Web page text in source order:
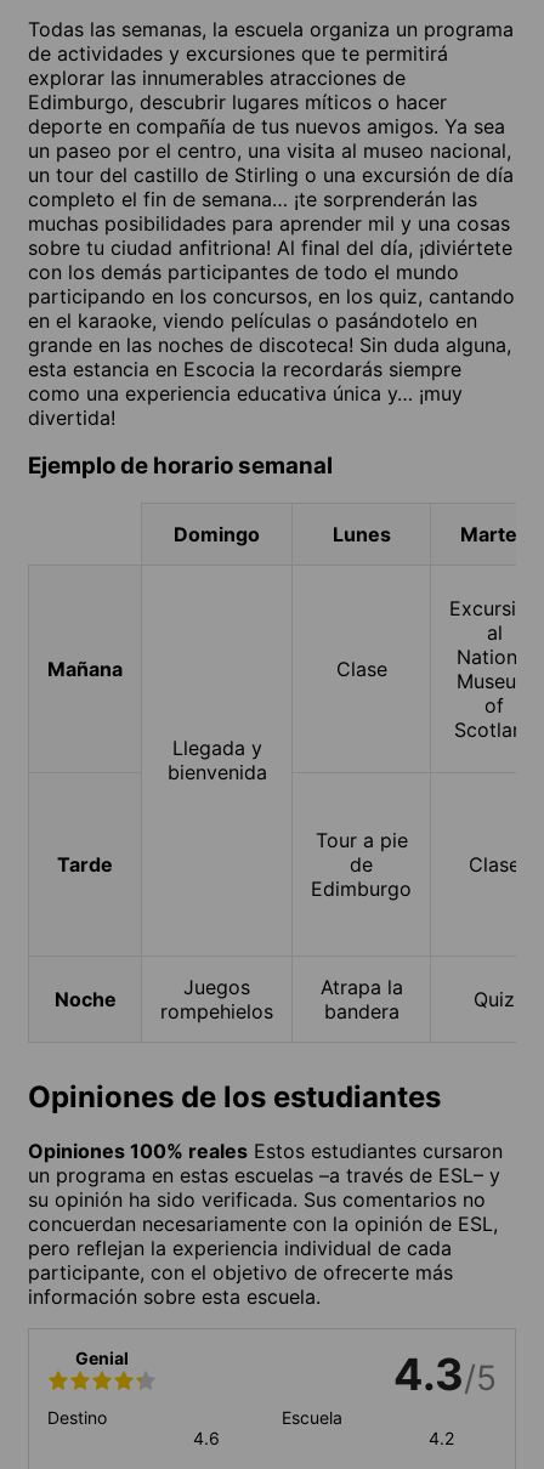
Todas las semanas, la escuela organiza un programa
de actividades y excursiones que te permitirá
explorar las innumerables atracciones de
Edimburgo, descubrir lugares míticos o hacer
deporte en compañía de tus nuevos amigos. Ya sea
un paseo por el centro, una visita al museo nacional,
un tour del castillo de Stirling o una excursión de día
completo el fin de semana… ¡te sorprenderán las
muchas posibilidades para aprender mil y una cosas
sobre tu ciudad anfitriona! Al final del día, ¡diviértete
con los demás participantes de todo el mundo
participando en los concursos, en los quiz, cantando
en el karaoke, viendo películas o pasándotelo en
grande en las noches de discoteca! Sin duda alguna,
esta estancia en Escocia la recordarás siempre
como una experiencia educativa única y… ¡muy
divertida!
Ejemplo de horario semanal
Domingo Lunes Martes
Mañana
Llegada y
bienvenida
Clase
Excursión
al
National
Museum
of
Scotland
Tarde
Tour a pie
de
Edimburgo
Clase
Noche
Juegos
rompehielos
Atrapa la
bandera
Quiz
Opiniones de los estudiantes
Opiniones 100% reales Estos estudiantes cursaron
un programa en estas escuelas –a través de ESL– y
su opinión ha sido verificada. Sus comentarios no
concuerdan necesariamente con la opinión de ESL,
pero reflejan la experiencia individual de cada
participante, con el objetivo de ofrecerte más
información sobre esta escuela.
Genial 4.3/5
Destino
4.6
Escuela
4.2